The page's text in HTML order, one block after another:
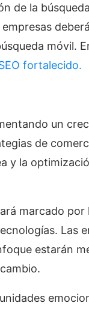
de la
móvil.
fortalecido.
un
de
y la
marcado por
Las
estarán